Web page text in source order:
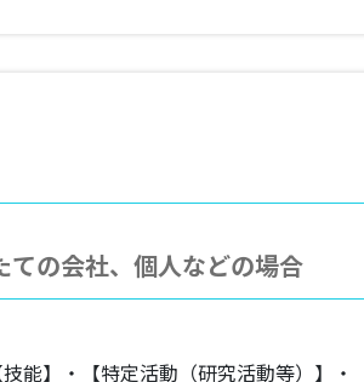
の会社、個人などの場合
能】・【特定活動（研究活動等）】・